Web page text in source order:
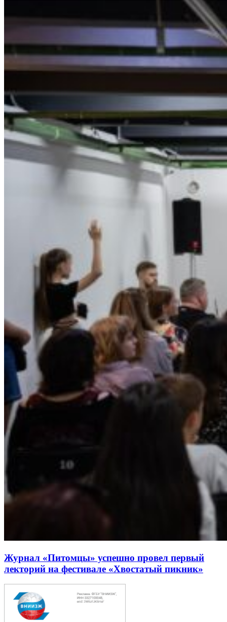
Журнал «Питомцы» успешно провел первый
лекторий на фестивале «Хвостатый пикник»